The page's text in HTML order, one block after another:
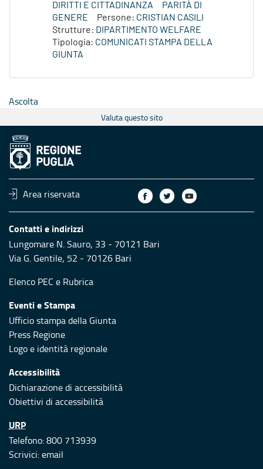
DIRITTI E CITTADINANZA
PARITÀ DI
GENERE
Persone: CRISTIAN CASILI
Strutture: DIPARTIMENTO WELFARE
Tipologia: COMUNICATI STAMPA DELLA
GIUNTA
Ascolta
Valuta questo sito
Area riservata
Contatti e indirizzi
Lungomare N. Sauro, 33 - 70121 Bari
Via G. Gentile, 52 - 70126 Bari
Elenco PEC e Rubrica
Eventi e Stampa
Ufficio stampa della Giunta
Press Regione
Logo e identità regionale
Accessibilità
Dichiarazione di accessibilità
Obiettivi di accessibilità
URP
Telefono: 800 713939
Scrivici:email